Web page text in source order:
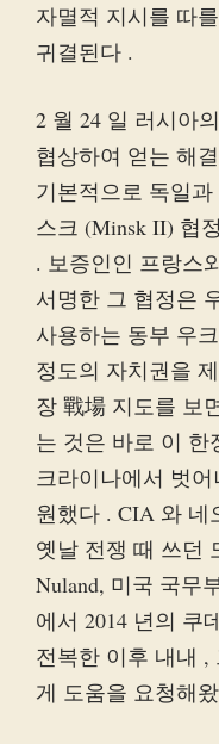
자멸적 지시를 따
귀결된다 .
2 월 24 일 러시아
협상하여 얻는 해
기본적으로 독일
스크 (Minsk II) 협
. 보증인인 프랑스
서명한 그 협정은
사용하는 동부 우
정도의 자치권을
장 戰場 지도를 보
는 것은 바로 이 한
크라이나에서 벗
원했다 . CIA 와 네
옛날 전쟁 때 쓰던
Nuland, 미국 국무
에서 2014 년의 쿠
전복한 이후 내내 ,
게 도움을 요청해